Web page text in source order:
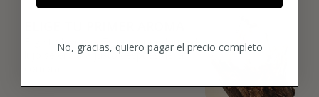
02
Elige tu favorito. Tu primer perfume de
lujo se enviará justo después de la
No, gracias, quiero pagar el precio completo